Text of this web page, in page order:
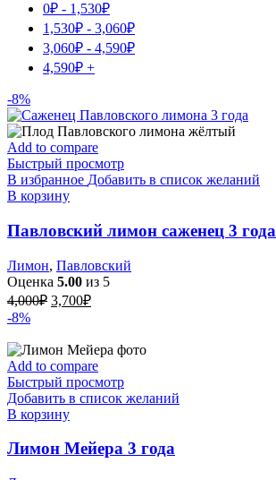
0₽ - 1,530₽
1,530₽ - 3,060₽
3,060₽ - 4,590₽
4,590₽ +
-8%
Add to compare
Быстрый просмотр
В избранное Добавить в список желаний
В корзину
Павловский лимон саженец 3 года
Лимон, Павловский
Оценка 5.00 из 5
4,000₽ Первоначальная
4,000₽.
3,700₽Текущая
-8%
Add to compare
Быстрый просмотр
Добавить в список желаний
В корзину
Лимон Мейера 3 года